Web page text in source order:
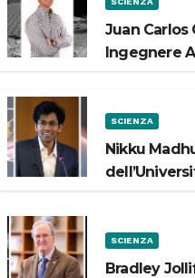
Juan Carlos
Ingegnere
SCIENZA
Nikku
SCIENZA
Bradley